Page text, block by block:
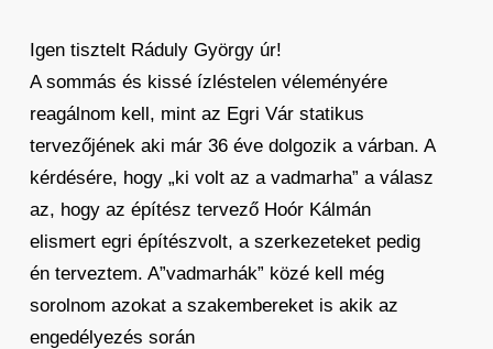
Igen tisztelt Ráduly György úr!
A sommás és kissé ízléstelen véleményére
reagálnom kell, mint az Egri Vár statikus
tervezőjének aki már 36 éve dolgozik a várban. A
kérdésére, hogy „ki volt az a vadmarha” a válasz
az, hogy az építész tervező Hoór Kálmán
elismert egri építészvolt, a szerkezeteket pedig
én terveztem. A”vadmarhák” közé kell még
sorolnom azokat a szakembereket is akik az
engedélyezés során